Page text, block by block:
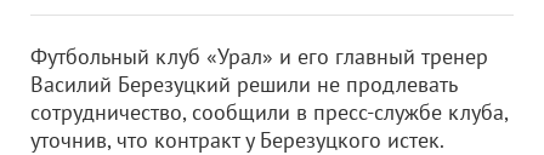
Футбольный клуб «Урал» и его главный тренер
Василий Березуцкий решили не продлевать
сотрудничество, сообщили в пресс-службе клуба,
уточнив, что контракт у Березуцкого истек.